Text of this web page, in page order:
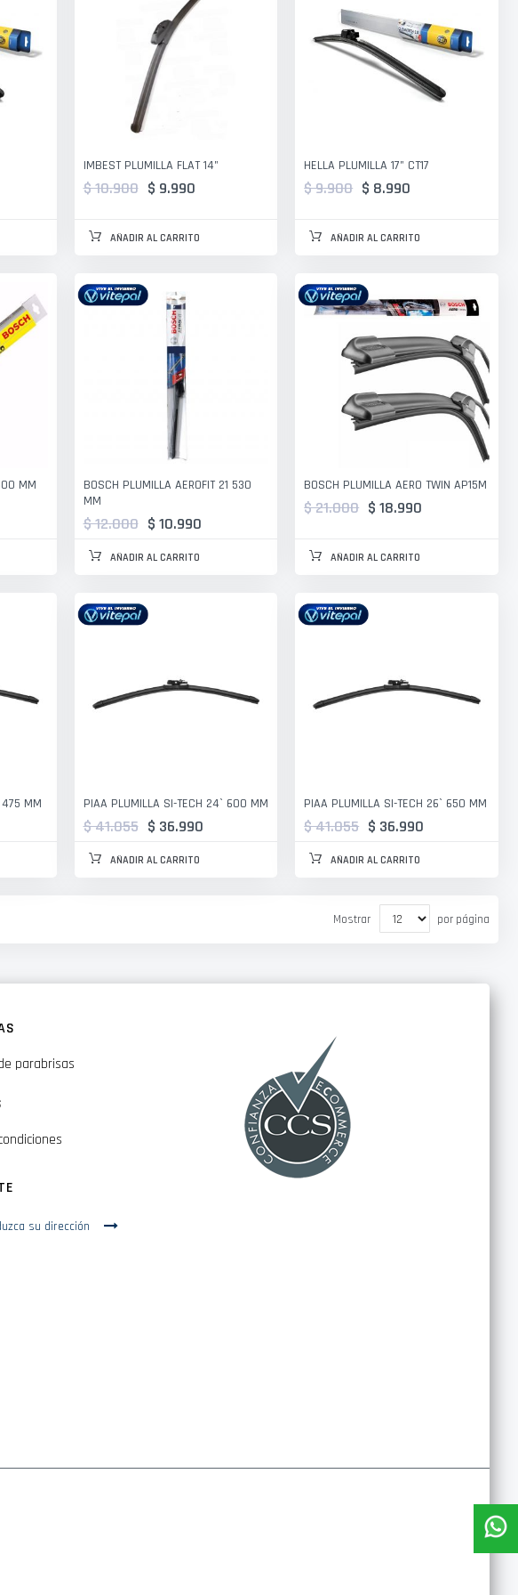
IMBEST PLUMILLA FLAT 14"
$ 9.990
$ 10.900
AÑADIR AL CARRITO
HELLA PLUMILLA 17" CT17
$ 8.990
$ 9.900
AÑADIR AL CARRITO
MM
BOSCH PLUMILLA AEROFIT 21 530
MM
$ 10.990
$ 12.000
AÑADIR AL CARRITO
BOSCH PLUMILLA AERO TWIN AP15M
$ 18.990
$ 21.000
AÑADIR AL CARRITO
475 MM PIAA PLUMILLA SI-TECH 24` 600 MM
$ 36.990
$ 41.055
AÑADIR AL CARRITO
PIAA PLUMILLA SI-TECH 26` 650 MM
$ 36.990
$ 41.055
AÑADIR AL CARRITO
Mostrar por página
parabrisas